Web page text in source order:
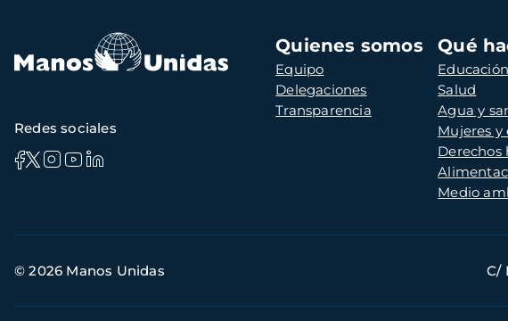
Navegación
principal
Quienes somos
Equipo
Delegaciones
Transparencia
Qué
Educación
Salud
Agua y
Mujeres y
Derechos
Medio
Redes sociales
de
© 2026 Manos Unidas C/